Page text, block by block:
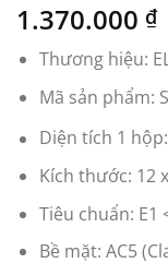
1.370.000 ₫
Thương hiệu:
Mã sản phẩm:
Diện tích 1
Kích thước: 12
Tiêu chuẩn: E1
Bề mặt: AC5